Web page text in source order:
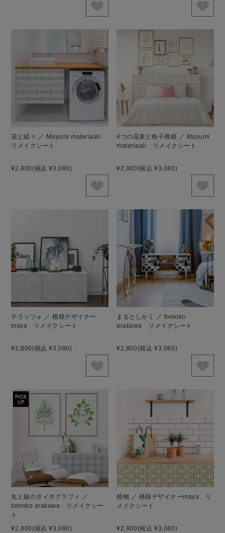
花と縞々 ／ Mayumi materiaali
リメイクシート
¥2,800(税込 ¥3,080)
4つの花束と格子模様 ／ Mayumi
materiaali リメイクシート
¥2,800(税込 ¥3,080)
テラッツォ ／ 模様デザイナー
maya リメイクシート
¥2,800(税込 ¥3,080)
まるとしかく ／ tomoko
arakawa リメイクシート
¥2,800(税込 ¥3,080)
丸と線のタイポグラフィ ／
tomoko arakawa リメイクシー
ト
¥2,800(税込 ¥3,080)
植物 ／ 模様デザイナーmaya リ
メイクシート
¥2,800(税込 ¥3,080)